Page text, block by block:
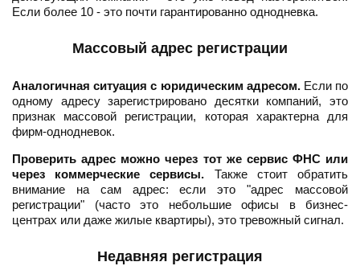
Если более 10 - это почти гарантированно однодневка.
Массовый адрес регистрации
Аналогичная ситуация с юридическим адресом.Если по
одному адресу зарегистрировано десятки компаний, это
признак массовой регистрации, которая характерна для
фирм-однодневок.
Проверить адрес можно через тот же сервис ФНС или
через коммерческие сервисы. Также стоит обратить
внимание на сам адрес: если это "адрес массовой
регистрации" (часто это небольшие офисы в бизнес-
центрах или даже жилые квартиры), это тревожный сигнал.
Недавняя регистрация